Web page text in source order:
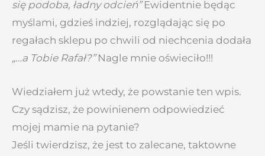
się podoba, ładny odcień”Ewidentnie będąc
myślami, gdzieś indziej, rozglądając się po
regałach sklepu po chwili od niechcenia dodała
„…a Tobie Rafał?”Nagle mnie oświeciło!!!
Wiedziałem już wtedy, że powstanie ten wpis.
Czy sądzisz, że powinienem odpowiedzieć
mojej mamie na pytanie?
Jeśli twierdzisz, że jest to zalecane, taktowne